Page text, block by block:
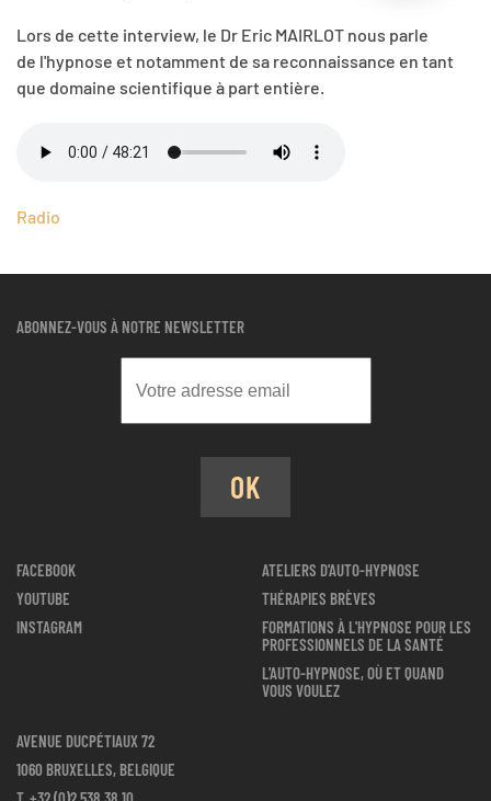
Lors de cette interview, le Dr Eric MAIRLOT nous parle
de l'hypnose et notamment de sa reconnaissance en tant
que domaine scientifique à part entière.
Radio
ABONNEZ-VOUS À NOTRE NEWSLETTER
OK
FACEBOOK
YOUTUBE
INSTAGRAM
ATELIERS D'AUTO-HYPNOSE
THÉRAPIES BRÈVES
FORMATIONS À L'HYPNOSE POUR LES
PROFESSIONNELS DE LA SANTÉ
L'AUTO-HYPNOSE, OÙ ET QUAND
VOUS VOULEZ
AVENUE DUCPÉTIAUX 72
1060 BRUXELLES, BELGIQUE